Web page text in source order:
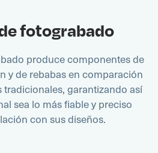
fotograbado
produce componentes de
y de rebabas en comparación
garantizando así
sea lo más fiable y preciso
con sus diseños.